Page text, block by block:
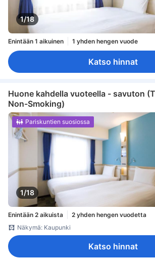
1/18
Enintään 1 aikuinen 1 yhden hengen vuode
Katso hinnat
Huone kahdella vuoteella - savuton
Non-Smoking)
1/18
Pariskuntien suosiossa
Enintään 2 aikuista
2 yhden hengen vuodetta
Näkymä: Kaupunki
Katso hinnat